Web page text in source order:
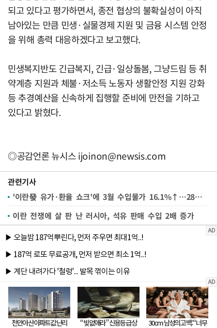
되고 있다고 평가하면서, 종전 협상의 불확실성이 아직
남아있는 만큼 민생·실물경제 지원 및 금융 시스템 안정
을 위해 총력 대응하겠다고 보고했다.
민생복지반도 긴급복지, 긴급·일상돌봄, 그냥드림 등 취
약계층 지원과 체불·저소득 노동자 생활안정 지원 강화
등 추경예산을 신속하게 집행할 준비에 만전을 기하고
있다고 밝혔다.
◎공감언론 뉴시스ijoinon@newsis.com
관련기사
'이란發 유가·환율 쇼크'에 3월 수입물가 16.1%↑…28년만에 최대 상승
이란 전쟁에 살 판 난 러시아, 석유 판매 수입 2배 증가